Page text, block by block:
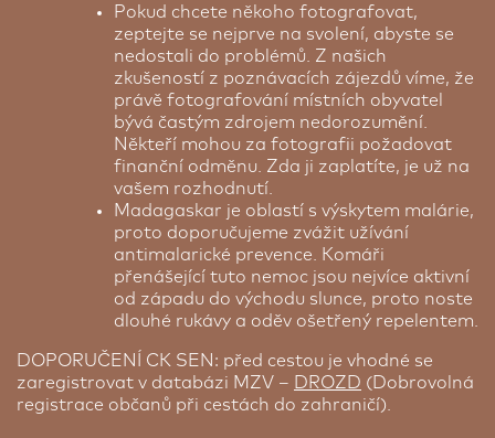
Pokud chcete někoho fotografovat,
zeptejte se nejprve na svolení, abyste se
nedostali do problémů. Z našich
zkušeností z poznávacích zájezdů víme, že
právě fotografování místních obyvatel
bývá častým zdrojem nedorozumění.
Někteří mohou za fotografii požadovat
finanční odměnu. Zda ji zaplatíte, je už na
vašem rozhodnutí.
Madagaskar je oblastí s výskytem malárie,
proto doporučujeme zvážit užívání
antimalarické prevence. Komáři
přenášející tuto nemoc jsou nejvíce aktivní
od západu do východu slunce, proto noste
dlouhé rukávy a oděv ošetřený repelentem.
DOPORUČENÍ CK SEN: před cestou je vhodné se
zaregistrovat v databázi MZV –
DROZD (Dobrovolná
registrace občanů při cestách do zahraničí).